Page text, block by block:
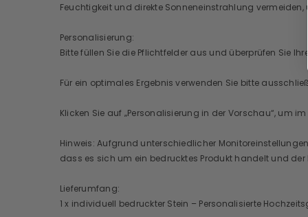
Feuchtigkeit und direkte Sonneneinstrahlung vermeiden,
Personalisierung:
Bitte füllen Sie die Pflichtfelder aus und überprüfen Sie
Für ein optimales Ergebnis verwenden Sie bitte
Klicken Sie auf „Personalisierung in der Vorschau“, um
Hinweis: Aufgrund unterschiedlicher
dass es sich um ein bedrucktes Produkt handelt und der
Lieferumfang:
1 x individuell bedruckter Stein – Personalisierte